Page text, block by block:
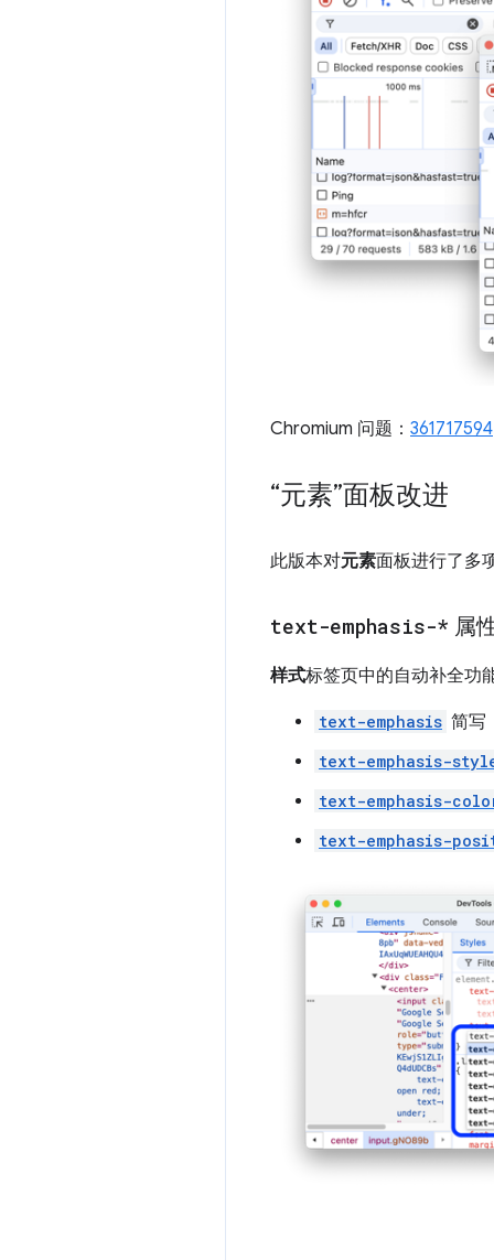
Chromium 问题： 361717594
“元素”面板改进
此版本对元素面板进行了多
text-emphasis-* 属
样式标签页中的自动补全功
text-emphasis 简写
text-emphasis-
text-emphasis-
text-emphasis-